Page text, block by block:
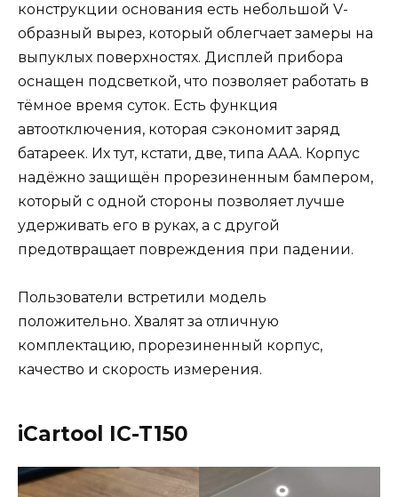
конструкции основания есть небольшой V-
образный вырез, который облегчает замеры на
выпуклых поверхностях. Дисплей прибора
оснащен подсветкой, что позволяет работать в
тёмное время суток. Есть функция
автоотключения, которая сэкономит заряд
батареек. Их тут, кстати, две, типа ААА. Корпус
надёжно защищён прорезиненным бампером,
который с одной стороны позволяет лучше
удерживать его в руках, а с другой
предотвращает повреждения при падении.
Пользователи встретили модель
положительно. Хвалят за отличную
комплектацию, прорезиненный корпус,
качество и скорость измерения.
iCartool IC-T150